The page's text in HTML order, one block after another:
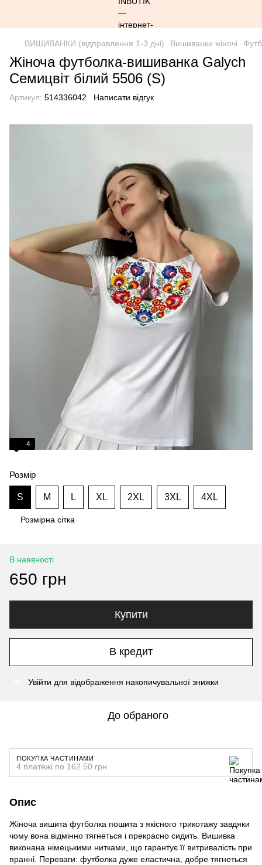
ВИШИВАНКИ (відправлення 1-3 дні) Вишиванки жіночі
Жіноча футболка-вишиванка Galych
Семицвіт білий 5506 (S)
Артикул: 514336042 Написати відгук
4
Розмір
S M L XL 2XL 3XL 4XL
Розмірна сітка
В наявності
650 грн
Купити
В кредит
Увійти для відображення накопичувальної знижки
До обраного
ПОКУПКА ЧАСТИНАМИ
4 платежі по 162.50 грн
Опис
Жіноча вишита футболка пошита з якісного трикотажу завдяки
чому вона відмінно тягнеться і прекрасно сидить. Вишивка
виконана німецькими нитками, що гарантує її витривалість при
пранні. Переваги: футболка дуже еластична, добре тягнеться